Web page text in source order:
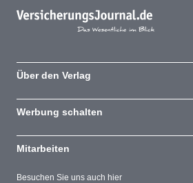
Besuchen Sie uns auch hier
Über den Verlag
Werbung schalten
Mitarbeiten